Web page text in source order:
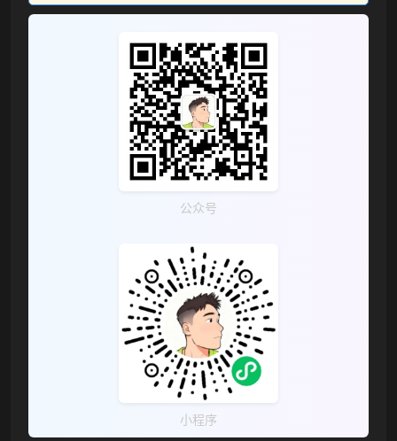
公众号
小程序